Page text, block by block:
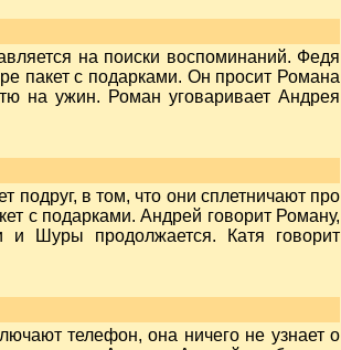
на поиски воспоминаний. Федя
пакет с подарками. Он просит Романа
на ужин. Роман уговаривает Андрея
подруг, в том, что они сплетничают про
с подарками. Андрей говорит Роману,
и Шуры продолжается. Катя говорит
телефон, она ничего не узнает о